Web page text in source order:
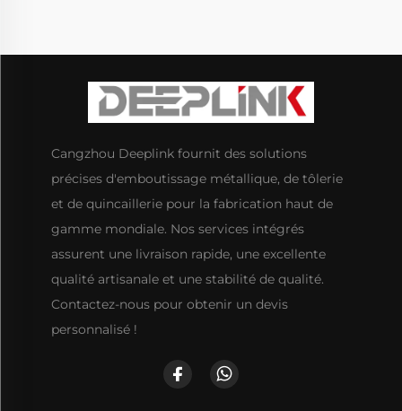
Cangzhou Deeplink fournit des solutions
précises d'emboutissage métallique, de tôlerie
et de quincaillerie pour la fabrication haut de
gamme mondiale. Nos services intégrés
assurent une livraison rapide, une excellente
qualité artisanale et une stabilité de qualité.
Contactez-nous pour obtenir un devis
personnalisé !